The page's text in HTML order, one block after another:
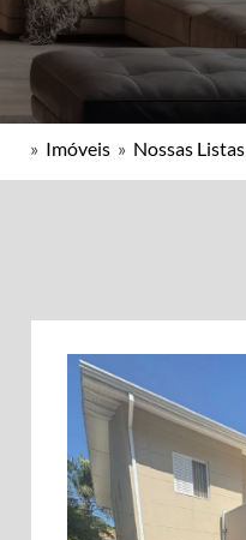
» Imóveis » Nossas Listas